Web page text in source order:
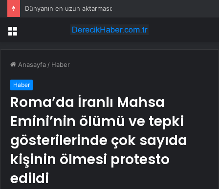
Menü
Anasayfa / Haber
Haber
Roma’da İranlı Mahsa
Emini’nin ölümü ve tepki
gösterilerinde çok sayıda
kişinin ölmesi protesto
edildi